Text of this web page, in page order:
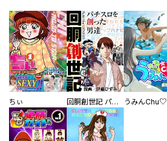
ちぃ 回胴創世記 パチスロを創った男達 うみんChu♡